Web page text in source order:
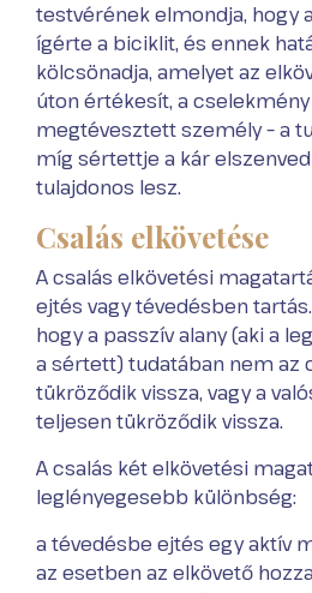
testvérének elmondja, hogy
ígérte a biciklit, és ennek
kölcsönadja, amelyet az
úton értékesít, a cselekmény
megtévesztett személy – a
míg sértettje a kár
tulajdonos lesz.
Csalás elkövetése
A csalás elkövetési
ejtés vagy tévedésben
hogy a passzív alany (aki a
a sértett) tudatában nem az
tükröződik vissza, vagy a
teljesen tükröződik vissza.
A csalás két elkövetési
leglényegesebb különbség:
a tévedésbe ejtés egy aktív
az esetben az elkövető